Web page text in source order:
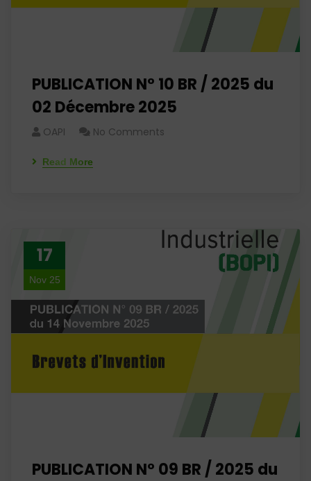
PUBLICATION N° 10 BR / 2025 du
02 Décembre 2025
OAPI No Comments
Read More
17
Nov 25
PUBLICATION N° 09 BR / 2025 du